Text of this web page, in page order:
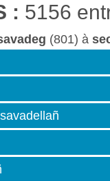
: 5156
(801) à